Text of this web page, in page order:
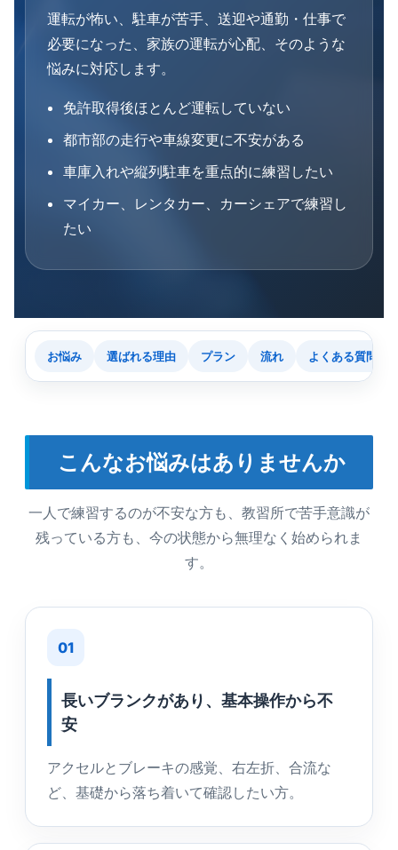
運転が怖い、駐車が苦手、送迎や通勤・仕事で
必要になった、家族の運転が心配、そのような
悩みに対応します。
免許取得後ほとんど運転していない
都市部の走行や車線変更に不安がある
車庫入れや縦列駐車を重点的に練習したい
マイカー、レンタカー、カーシェアで練習し
たい
お悩み 選ばれる理由 プラン 流れ よくある質問
こんなお悩みはありませんか
一人で練習するのが不安な方も、教習所で苦手意識が
残っている方も、今の状態から無理なく始められま
す。
01
長いブランクがあり、基本操作から不
安
アクセルとブレーキの感覚、右左折、合流な
ど、基礎から落ち着いて確認したい方。